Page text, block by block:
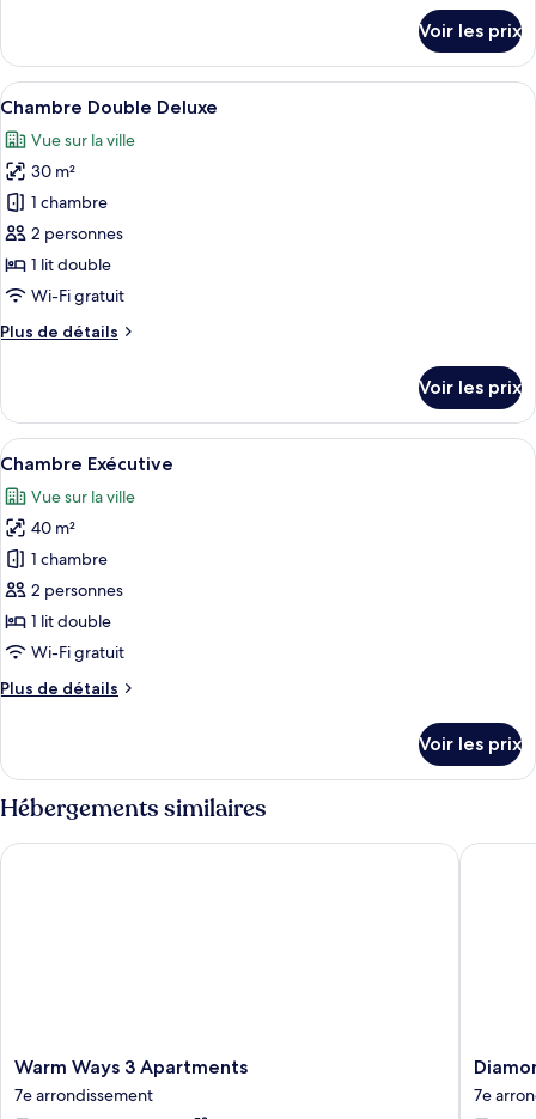
lits
jumeaux
le
type
de
Chambre
Supérieure
avec
lits
jumeaux
Voir les prix
Afficher
toutes
les
photos
pour
ce
type
de
chambre :
Chambre
Une chambre d’hôtel avec un
15
Chambre Double Deluxe
Vue sur la ville
30 m²
1 chambre
2 personnes
1 lit double
Wi-Fi gratuit
Plus de détails
Plus
le
type
de
Chambre
Double
Deluxe
Voir les prix
Afficher
toutes
les
photos
pour
ce
type
de
chambre :
Chambre
Une chambre d’hôtel avec un lit,
22
Chambre Exécutive
Vue sur la ville
40 m²
1 chambre
2 personnes
1 lit double
Wi-Fi gratuit
Plus de détails
Plus
le
type
de
chambre
Chambre
Voir les prix
Hébergements similaires
Warm
Ways
3
Warm Ways 3 Apartments
7e arrondissement
Warm Ways 3 Apartments
Hotel
7e